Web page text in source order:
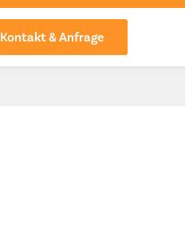
Kontakt & Anfrage